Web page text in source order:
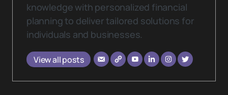
knowledge with personalized financial
planning to deliver tailored solutions for
individuals and businesses.
View all posts